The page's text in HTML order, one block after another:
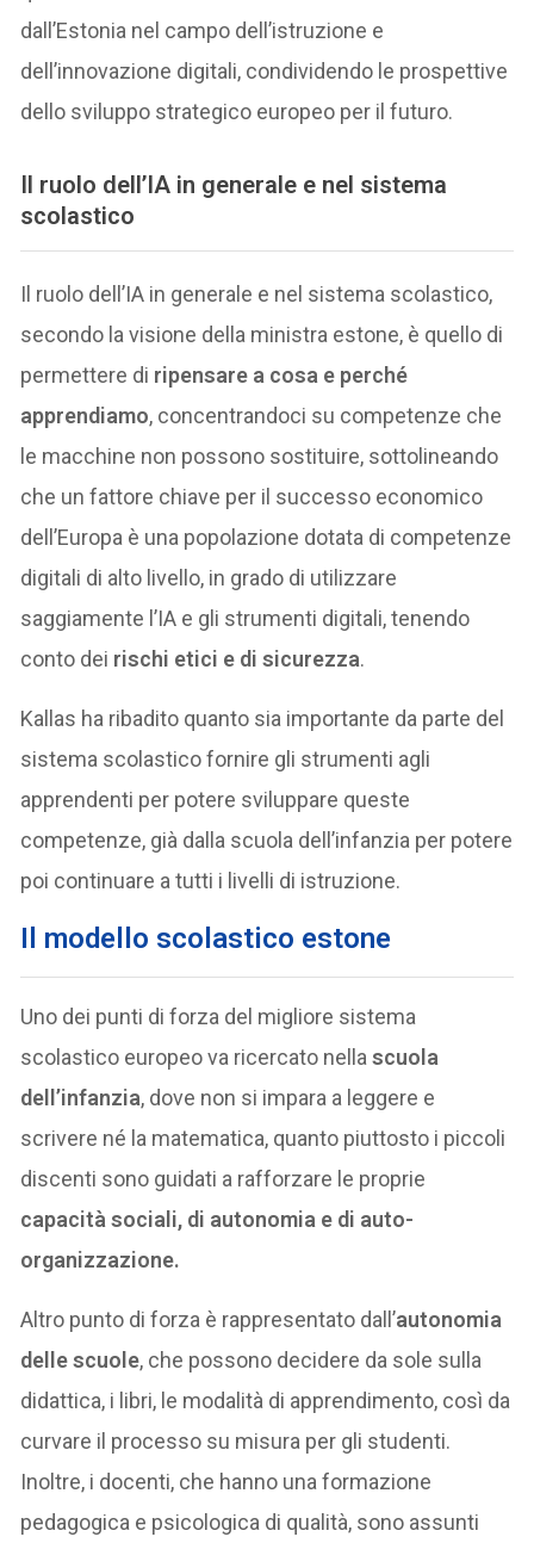
dall’Estonia nel campo dell’istruzione e
dell’innovazione digitali, condividendo le prospettive
dello sviluppo strategico europeo per il futuro.
Il ruolo dell’IA in generale e nel sistema
scolastico
Il ruolo dell’IA in generale e nel sistema scolastico,
secondo la visione della ministra estone, è quello di
permettere di ripensare a cosa e perché
apprendiamo, concentrandoci su competenze che
le macchine non possono sostituire, sottolineando
che un fattore chiave per il successo economico
dell’Europa è una popolazione dotata di competenze
digitali di alto livello, in grado di utilizzare
saggiamente l’IA e gli strumenti digitali, tenendo
conto dei rischi etici e di sicurezza.
Kallas ha ribadito quanto sia importante da parte del
sistema scolastico fornire gli strumenti agli
apprendenti per potere sviluppare queste
competenze, già dalla scuola dell’infanzia per potere
poi continuare a tutti i livelli di istruzione.
Il modello scolastico estone
Uno dei punti di forza del migliore sistema
scolastico europeo va ricercato nellascuola
dell’infanzia, dove non si impara a leggere e
scrivere né la matematica, quanto piuttosto i piccoli
discenti sono guidati a rafforzare le proprie
capacità sociali, di autonomia e di auto-
organizzazione.
Altro punto di forza è rappresentato dall’autonomia
delle scuole, che possono decidere da sole sulla
didattica, i libri, le modalità di apprendimento, così da
curvare il processo su misura per gli studenti.
Inoltre, i docenti, che hanno una formazione
pedagogica e psicologica di qualità, sono assunti